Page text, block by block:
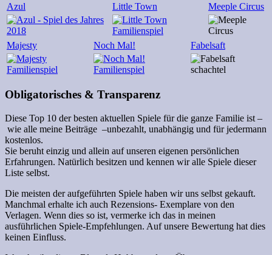
Azul Little Town Meeple Circus
Majesty Noch Mal! Fabelsaft
Obligatorisches & Transparenz
Diese Top 10 der besten aktuellen Spiele für die ganze Familie ist –
wie alle meine Beiträge –unbezahlt, unabhängig und für jedermann
kostenlos.
Sie beruht einzig und allein auf unseren eigenen persönlichen
Erfahrungen. Natürlich besitzen und kennen wir alle Spiele dieser
Liste selbst.
Die meisten der aufgeführten Spiele haben wir uns selbst gekauft.
Manchmal erhalte ich auch Rezensions- Exemplare von den
Verlagen. Wenn dies so ist, vermerke ich das in meinen
ausführlichen Spiele-Empfehlungen. Auf unsere Bewertung hat dies
keinen Einfluss.